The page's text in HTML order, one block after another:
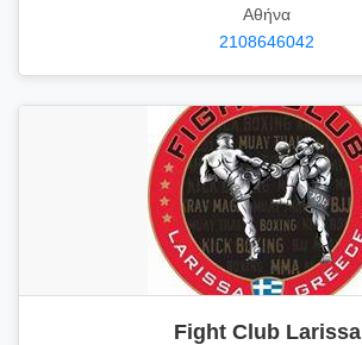
Αθήνα
2108646042
Fight Club Larissa